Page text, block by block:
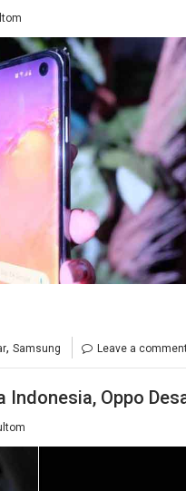
, Samsung Leave a
Indonesia, Oppo